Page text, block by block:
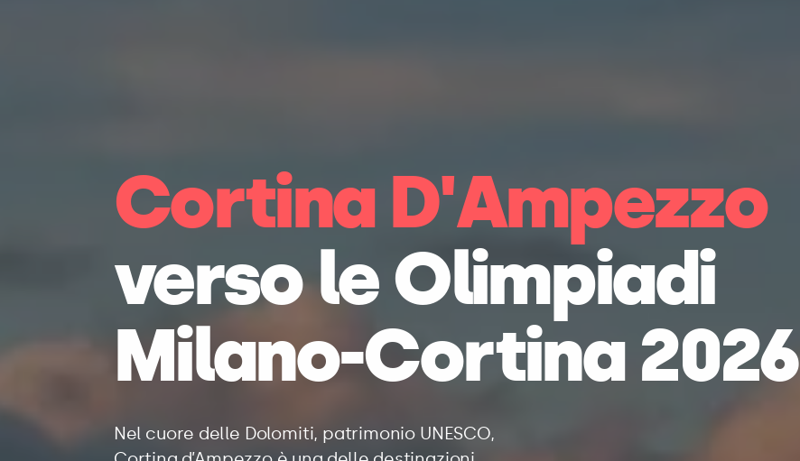
Cortina D'Ampezzo
verso le Olimpiadi
Milano-Cortina 2026
Nel cuore delle Dolomiti, patrimonio UNESCO,